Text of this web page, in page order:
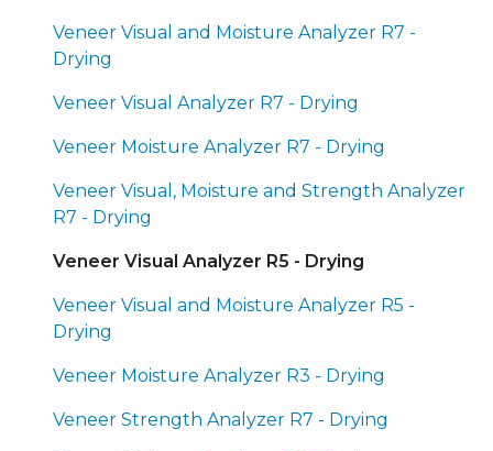
Veneer Visual and Moisture Analyzer R7 -
Drying
Veneer Visual Analyzer R7 - Drying
Veneer Moisture Analyzer R7 - Drying
Veneer Visual, Moisture and Strength Analyzer
R7 - Drying
Veneer Visual Analyzer R5 - Drying
Veneer Visual and Moisture Analyzer R5 -
Drying
Veneer Moisture Analyzer R3 - Drying
Veneer Strength Analyzer R7 - Drying